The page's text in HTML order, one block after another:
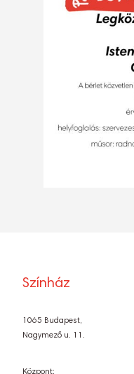
Színház
1065 Budapest,
Nagymező u. 11.
Központ: